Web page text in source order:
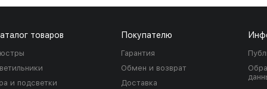
товаров
и подсветки
Покупателю
Гарантия
Обмен и возврат
Доставка